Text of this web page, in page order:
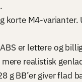
korte M4-
er lettere og
realistisk
BB’er giver flad